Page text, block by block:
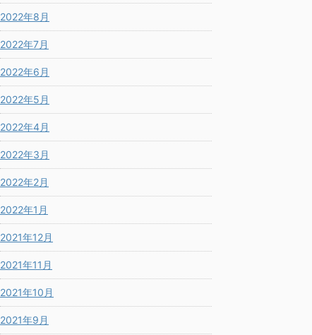
2022年8月
2022年7月
2022年6月
2022年5月
2022年4月
2022年3月
2022年2月
2022年1月
2021年12月
2021年11月
2021年10月
2021年9月